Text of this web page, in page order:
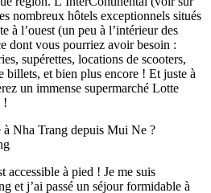
nombreux hôtels exceptionnels situés
à l’ouest (un peu à l’intérieur des
dont vous pourriez avoir besoin :
supérettes, locations de scooters,
billets, et bien plus encore ! Et juste à
un immense supermarché Lotte
!
accessible à pied ! Je me suis
et j’ai passé un séjour formidable à